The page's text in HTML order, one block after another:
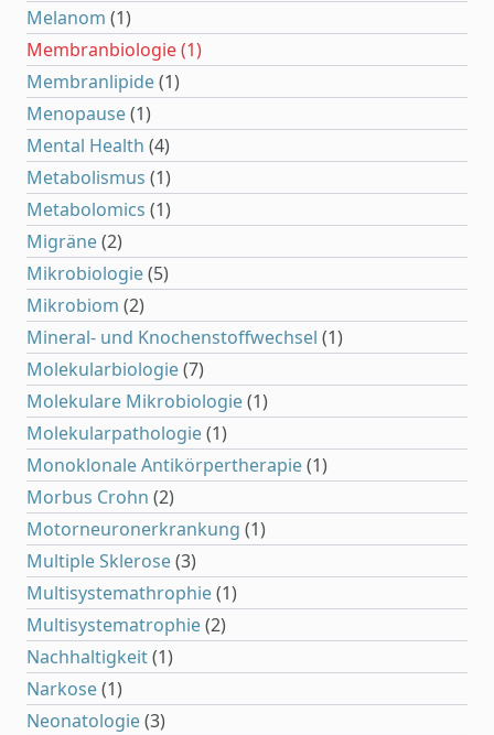
Melanom (1)
Membranbiologie(1)
Membranlipide(1)
Menopause(1)
Mental Health (4)
Metabolismus (1)
Metabolomics (1)
Migräne(2)
Mikrobiologie(5)
Mikrobiom (2)
Mineral- und Knochenstoffwechsel (1)
Molekularbiologie(7)
Molekulare Mikrobiologie(1)
Molekularpathologie(1)
Monoklonale Antikörpertherapie(1)
Morbus Crohn (2)
Motorneuronerkrankung (1)
Multiple Sklerose(3)
Multisystemathrophie(1)
Multisystematrophie(2)
Nachhaltigkeit(1)
Narkose(1)
Neonatologie(3)